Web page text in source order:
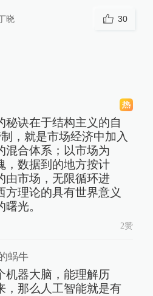
晓 30
秘诀在于结构主义的自
，就是市场经济中加入
混合体系；以市场为
，数据到的地方按计
由市场，无限循环进
方理论的具有世界意义
光。
2赞
蜗牛
机器大脑，能理解历
，那么人工智能就是有